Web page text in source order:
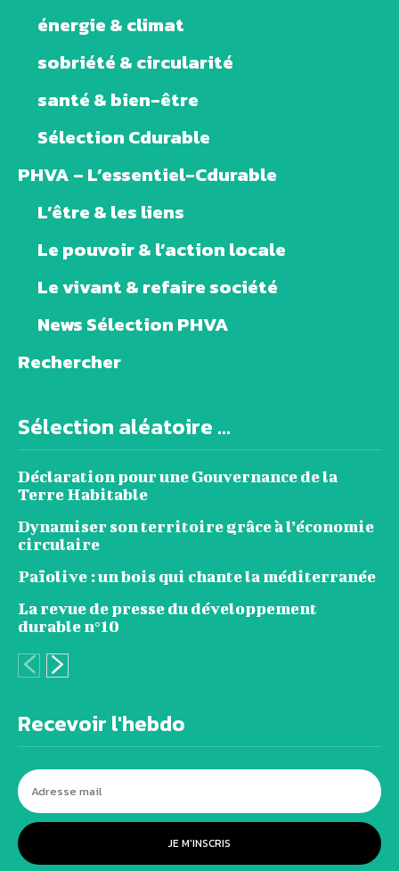
énergie & climat
sobriété & circularité
santé & bien-être
Sélection Cdurable
PHVA – L’essentiel-Cdurable
L’être & les liens
Le pouvoir & l’action locale
Le vivant & refaire société
News Sélection PHVA
Rechercher
Sélection aléatoire ...
Déclaration pour une Gouvernance de la
Terre Habitable
Dynamiser son territoire grâce à l’économie
circulaire
Païolive : un bois qui chante la méditerranée
La revue de presse du développement
durable n°10
Recevoir l'hebdo
JE M'INSCRIS